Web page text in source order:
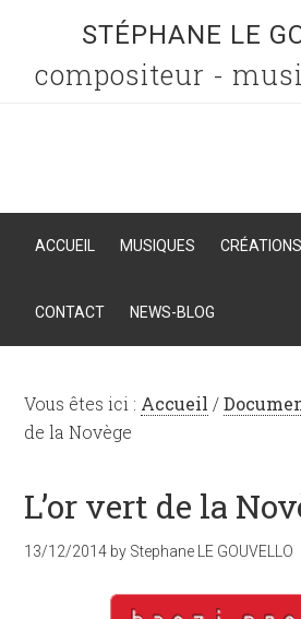
STÉPHANE LE
compositeur -
ACCUEIL MUSIQUES CRÉATIONS
CONTACT NEWS-BLOG
Vous êtes ici : Accueil /
de la Novège
L’or vert de la
13/12/2014 by Stephane LE GOUVELLO